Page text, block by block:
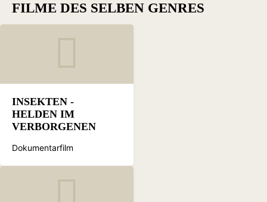
FILME DES SELBEN GENRES
INSEKTEN -
HELDEN IM
VERBORGENEN
Dokumentarfilm